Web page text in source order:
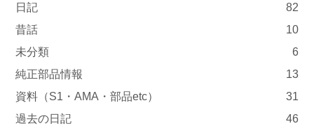
日記
82
昔話
10
未分類
6
純正部品情報
13
資料（S1・AMA・部品etc）
31
過去の日記
46